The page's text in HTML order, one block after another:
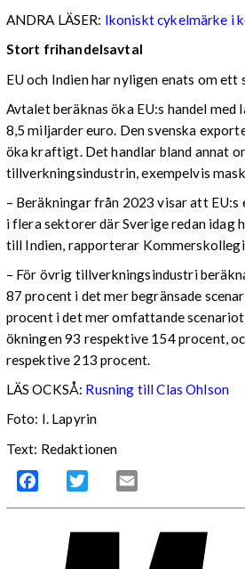
ANDRA LÄSER: Ikoniskt cykelmärke i
Stort frihandelsavtal
EU och Indien har nyligen enats om
Avtalet beräknas öka EU:s handel med
8,5 miljarder euro. Den svenska
öka kraftigt. Det handlar bland annat
tillverkningsindustrin, exempelvis
– Beräkningar från 2023 visar att
i flera sektorer där Sverige redan idag
till Indien, rapporterar
– För övrig tillverkningsindustri
87 procent i det mer begränsade
procent i det mer omfattande
ökningen 93 respektive 154 procent,
respektive 213 procent.
LÄS OCKSÅ: Rusning till Clas Ohlson
Foto: I. Lapyrin
Text: Redaktionen
Facebook Twitter